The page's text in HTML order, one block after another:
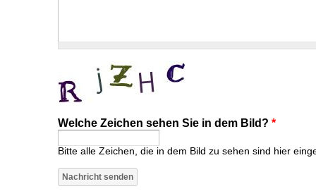
Welche Zeichen sehen Sie in dem Bild? *
Bitte alle Zeichen, die in dem Bild zu sehen sind hier